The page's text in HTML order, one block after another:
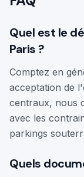
Quel est le
Paris ?
Comptez en
acceptation de
centraux, nous
avec les
parkings
Quels